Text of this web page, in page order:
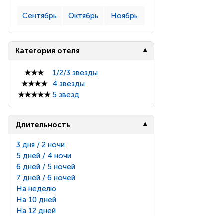
Сентябрь Октябрь Ноябрь
Категория отеля
★★★
1/2/3 звезды
★★★★
4 звезды
★★★★★ 5 звезд
Длительность
3 дня / 2 ночи
5 дней / 4 ночи
6 дней / 5 ночей
7 дней / 6 ночей
На неделю
На 10 дней
На 12 дней